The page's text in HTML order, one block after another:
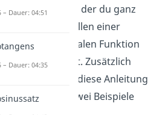
vor, mit der du ganz
einfach die Polstellen einer
rationalen Funktion
kannst. Zusätzlich
werden wir dann diese Anleitung
auf zwei Beispiele
– Dauer: 04:51
– Dauer: 04:35